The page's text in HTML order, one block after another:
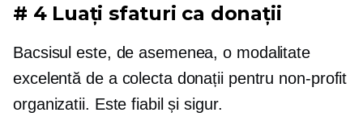
# 4 Luați sfaturi ca donații
Bacsisul este, de asemenea, o modalitate
excelentă de a colecta donații pentru non-profit
organizatii. Este fiabil și sigur.